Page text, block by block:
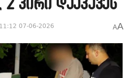
11:12 07-06-2026 AA